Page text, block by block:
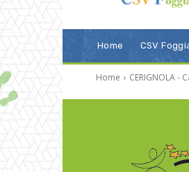
Home CSV
Home CERIGNOLA -